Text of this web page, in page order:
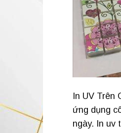
In UV Trên
ứng dụng
ngày. In uv